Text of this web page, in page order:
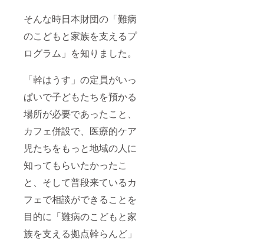
そんな時日本財団の「難病
のこどもと家族を支えるプ
ログラム」を知りました。
「幹はうす」の定員がいっ
ぱいで子どもたちを預かる
場所が必要であったこと、
カフェ併設で、医療的ケア
児たちをもっと地域の人に
知ってもらいたかったこ
と、そして普段来ているカ
フェで相談ができることを
目的に「難病のこどもと家
族を支える拠点幹らんど」